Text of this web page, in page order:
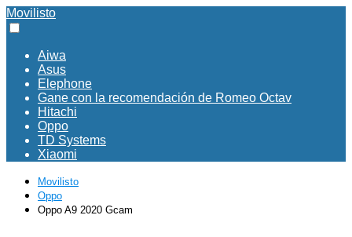
Movilisto
Aiwa
Asus
Elephone
Gane con la recomendación de Romeo Octav
Hitachi
Oppo
TD Systems
Xiaomi
Movilisto
Oppo
Oppo A9 2020 Gcam